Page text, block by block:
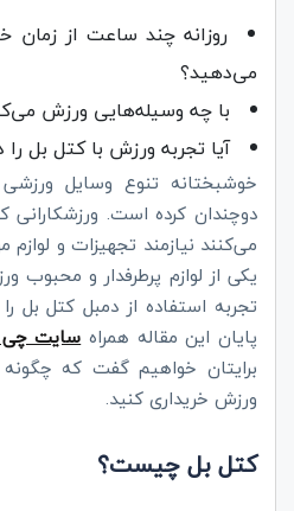
روزانه چند ساعت از
می‌دهید؟
با چه وسیله‌هایی ورزش
آیا تجربه ورزش با کتل بل را
خوشبختانه تنوع وسایل
دوچندان کرده‌ است.
می‌کنند نیازمند تجهیزات و لوازم
یکی از لوازم پرطرفدار و محبوب
تجربه استفاده از دمبل کتل بل
پایان این مقاله همراهسایت چی
برایتان خواهیم گفت که
ورزش خریداری کنید.
کتل بل چیست؟